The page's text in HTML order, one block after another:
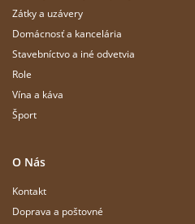
Zátky a uzávery
Domácnosť a kancelária
Stavebníctvo a iné odvetvia
Role
Vína a káva
Šport
O Nás
Kontakt
Doprava a poštovné